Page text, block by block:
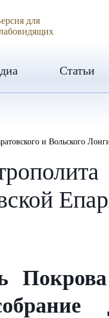
для
Статьи
и Вольского Лонгина на